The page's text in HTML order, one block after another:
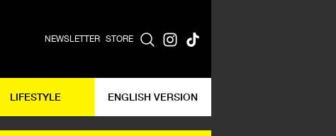
NEWSLETTER STORE
LIFESTYLE ENGLISH VERSION